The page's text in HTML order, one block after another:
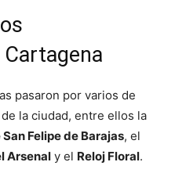
pasaron por varios de
la ciudad, entre ellos la
Felipe de Barajas, el
Arsenal y el Reloj Floral.